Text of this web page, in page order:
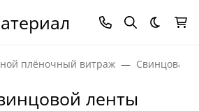
Темная
плёночный витраж Свинцовая
ленты